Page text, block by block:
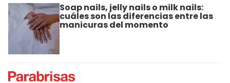
Soap nails, jelly nails o milk nails:
cuáles son las diferencias entre las
manicuras del momento